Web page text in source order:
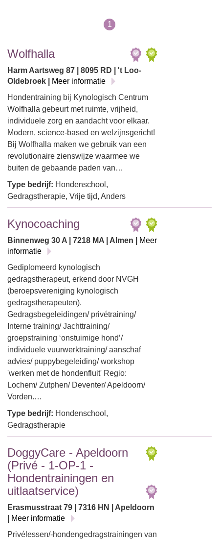
1
Wolfhalla
Harm Aartsweg 87 | 8095 RD | 't Loo-
Oldebroek |
Meer informatie
Hondentraining bij Kynologisch Centrum
Wolfhalla gebeurt met ruimte, vrijheid,
individuele zorg en aandacht voor elkaar.
Modern, science-based en welzijnsgericht!
Bij Wolfhalla maken we gebruik van een
revolutionaire zienswijze waarmee we
buiten de gebaande paden van…
Type bedrijf: Hondenschool,
Gedragstherapie, Vrije tijd, Anders
Kynocoaching
Binnenweg 30 A | 7218 MA | Almen |
Meer
informatie
Gediplomeerd kynologisch
gedragstherapeut, erkend door NVGH
(beroepsvereniging kynologisch
gedragstherapeuten).
Gedragsbegeleidingen/ privétraining/
Interne training/ Jachttraining/
groepstraining ‘onstuimige hond’/
individuele vuurwerktraining/ aanschaf
advies/ puppybegeleiding/ workshop
'werken met de hondenfluit' Regio:
Lochem/ Zutphen/ Deventer/ Apeldoorn/
Vorden.…
Type bedrijf: Hondenschool,
Gedragstherapie
DoggyCare - Apeldoorn
(Privé - 1-OP-1 -
Hondentrainingen en
uitlaatservice)
Erasmusstraat 79 | 7316 HN | Apeldoorn
Meer informatie
Privélessen/-hondengedragstrainingen van